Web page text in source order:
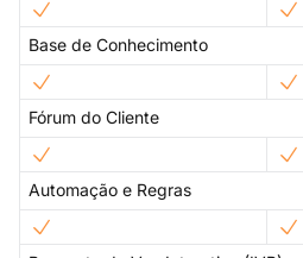
Base de Conhecimento
Fórum do Cliente
Automação e Regras